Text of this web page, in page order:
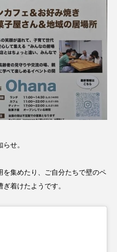
せ。
を集めたり、ご自分たちで壁のペ
着けたようです。